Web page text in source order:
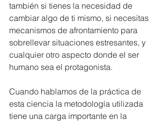
también si tienes la necesidad de
cambiar algo de ti mismo, si necesitas
mecanismos de afrontamiento para
sobrellevar situaciones estresantes, y
cualquier otro aspecto donde el ser
humano sea el protagonista.
Cuando hablamos de la práctica de
esta ciencia la metodología utilizada
tiene una carga importante en la